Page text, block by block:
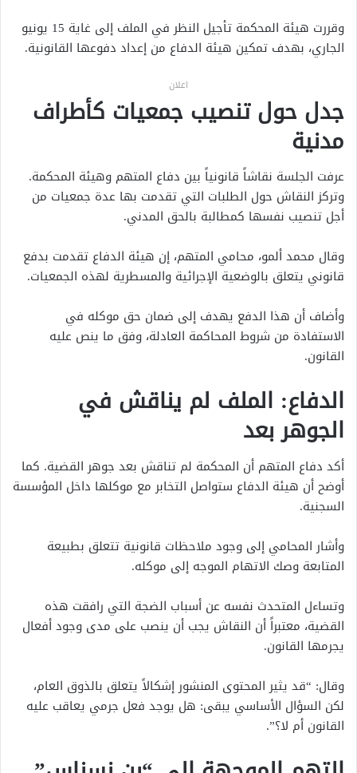
وقررت هيئة المحكمة تأجيل النظر في الملف إلى غاية 15 يونيو
الجاري، بهدف تمكين هيئة الدفاع من إعداد دفوعها القانونية.
اعلان
جدل حول تنصيب جمعيات كأطراف
مدنية
عرفت الجلسة نقاشاً قانونياً بين دفاع المتهم وهيئة المحكمة.
وتركز النقاش حول الطلبات التي تقدمت بها عدة جمعيات من
أجل تنصيب نفسها كمطالبة بالحق المدني.
وقال محمد ألمو، محامي المتهم، إن هيئة الدفاع تقدمت بدفع
قانوني يتعلق بالوضعية الإجرائية والمسطرية لهذه الجمعيات.
وأضاف أن هذا الدفع يهدف إلى ضمان حق موكله في
الاستفادة من شروط المحاكمة العادلة، وفق ما ينص عليه
القانون.
الدفاع: الملف لم يناقش في
الجوهر بعد
أكد دفاع المتهم أن المحكمة لم تناقش بعد جوهر القضية. كما
أوضح أن هيئة الدفاع ستواصل التخابر مع موكلها داخل المؤسسة
السجنية.
وأشار المحامي إلى وجود ملاحظات قانونية تتعلق بطبيعة
المتابعة وصك الاتهام الموجه إلى موكله.
وتساءل المتحدث نفسه عن أسباب الضجة التي رافقت هذه
القضية، معتبراً أن النقاش يجب أن ينصب على مدى وجود أفعال
يجرمها القانون.
وقال: “قد يثير المحتوى المنشور إشكالاً يتعلق بالذوق العام،
لكن السؤال الأساسي يبقى: هل يوجد فعل جرمي يعاقب عليه
القانون أم لا؟”.